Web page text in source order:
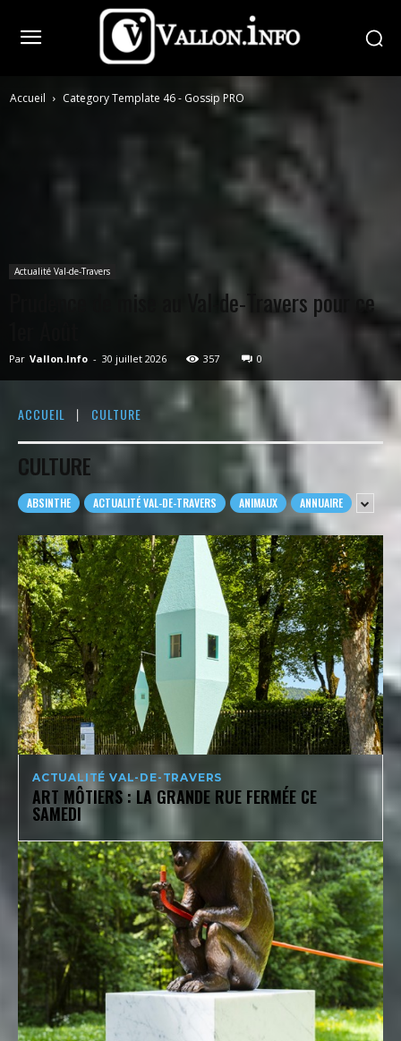
Accueil Category Template 46 - Gossip PRO
Actualité Val-de-Travers
Prudence de mise au Val-de-Travers pour ce
Par Vallon.Info - 30 juillet 2026 357 0
ACCUEIL CULTURE
CULTURE
ABSINTHE ACTUALITÉ VAL-DE-TRAVERS ANIMAUX ANNUAIRE
ACTUALITÉ VAL-DE-TRAVERS
ART MÔTIERS : LA GRANDE RUE FERMÉE CE
SAMEDI